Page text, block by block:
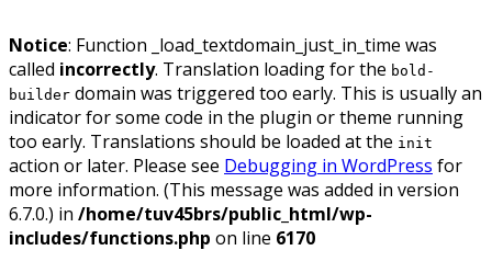
Notice: Function _load_textdomain_just_in_time was
called incorrectly. Translation loading for the bold-
builder domain was triggered too early. This is usually an
indicator for some code in the plugin or theme running
too early. Translations should be loaded at the init
action or later. Please see Debugging in WordPress for
more information. (This message was added in version
6.7.0.) in /home/tuv45brs/public_html/wp-
includes/functions.php on line 6170